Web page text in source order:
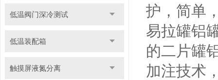
低温阀门深冷测试
低温装配箱
触摸屏液氮分离
护，简单
易拉罐铝
的二片罐
加注技术